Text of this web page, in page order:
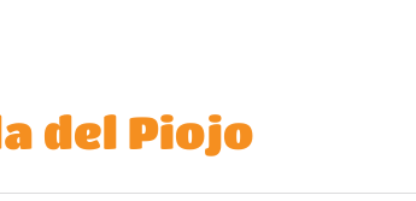
del Piojo